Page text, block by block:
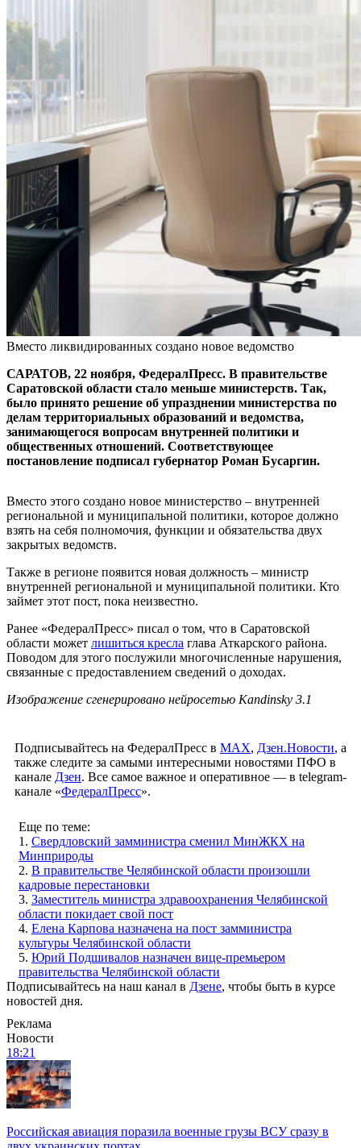
Вместо ликвидированных создано новое ведомство
САРАТОВ, 22 ноября, ФедералПресс. В правительстве
Саратовской области стало меньше министерств. Так,
было принято решение об упразднении министерства по
делам территориальных образований и ведомства,
занимающегося вопросам внутренней политики и
общественных отношений. Соответствующее
постановление подписал губернатор Роман Бусаргин.
Вместо этого создано новое министерство – внутренней
региональной и муниципальной политики, которое должно
взять на себя полномочия, функции и обязательства двух
закрытых ведомств.
Также в регионе появится новая должность – министр
внутренней региональной и муниципальной политики. Кто
займет этот пост, пока неизвестно.
Ранее «ФедералПресс» писал о том, что в Саратовской
области может лишиться кресла глава Аткарского района.
Поводом для этого послужили многочисленные нарушения,
связанные с предоставлением сведений о доходах.
Изображение сгенерировано нейросетью Kandinsky 3.1
Подписывайтесь на ФедералПресс в МАХ, Дзен.Новости, а
также следите за самыми интересными новостями ПФО в
канале Дзен. Все самое важное и оперативное — в telegram-
канале «ФедералПресс».
Еще по теме:
1. Свердловский замминистра сменил МинЖКХ на
Минприроды
2. В правительстве Челябинской области произошли
кадровые перестановки
3. Заместитель министра здравоохранения Челябинской
области покидает свой пост
4. Елена Карпова назначена на пост замминистра
культуры Челябинской области
5. Юрий Подшивалов назначен вице-премьером
правительства Челябинской области
Подписывайтесь на наш канал в Дзене, чтобы быть в курсе
новостей дня.
Реклама
Новости
18:21
Российская авиация поразила военные грузы ВСУ сразу в